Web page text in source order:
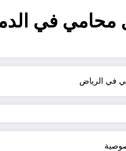
محامي في
في الرياض